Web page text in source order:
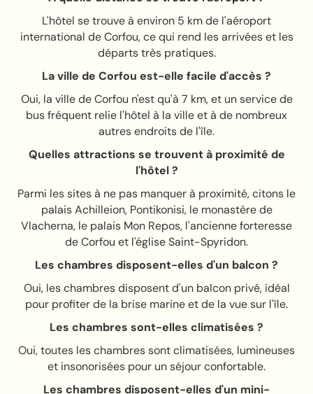
L'hôtel se trouve à environ 5 km de l'aéroport
international de Corfou, ce qui rend les arrivées et les
départs très pratiques.
La ville de Corfou est-elle facile d'accès ?
Oui, la ville de Corfou n'est qu'à 7 km, et un service de
bus fréquent relie l'hôtel à la ville et à de nombreux
autres endroits de l'île.
Quelles attractions se trouvent à proximité de
l'hôtel ?
Parmi les sites à ne pas manquer à proximité, citons le
palais Achilleion, Pontikonisi, le monastère de
Vlacherna, le palais Mon Repos, l'ancienne forteresse
de Corfou et l'église Saint-Spyridon.
Les chambres disposent-elles d'un balcon ?
Oui, les chambres disposent d'un balcon privé, idéal
pour profiter de la brise marine et de la vue sur l'île.
Les chambres sont-elles climatisées ?
Oui, toutes les chambres sont climatisées, lumineuses
et insonorisées pour un séjour confortable.
Les chambres disposent-elles d'un mini-